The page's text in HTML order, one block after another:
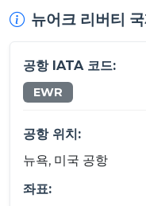
뉴어크 리버티
공항 IATA 코드:
EWR
공항 위치:
뉴욕, 미국 공항
좌표: